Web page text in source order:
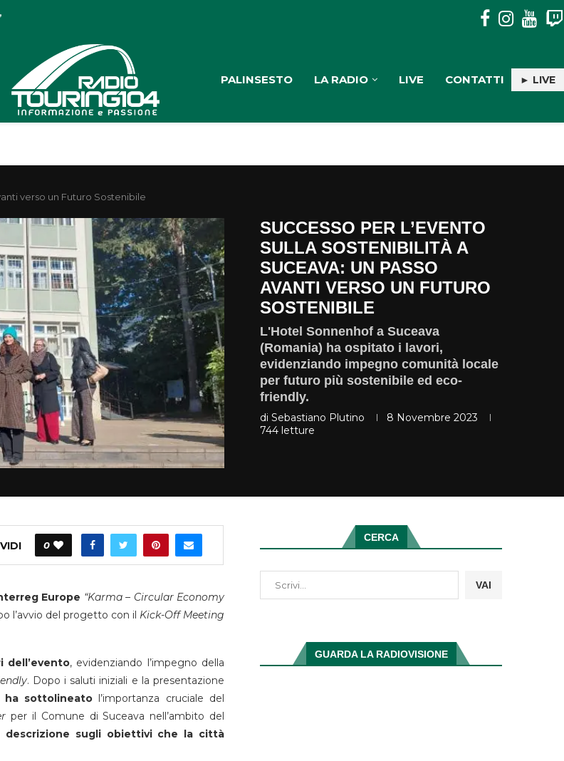
PULISERVICE: INGAGGIATA RACHELE PIOLI
PALINSESTO LA RADIO LIVE CONTATTI ► LIVE
verso un Futuro Sostenibile
SUCCESSO PER L’EVENTO
SULLA SOSTENIBILITÀ A
SUCEAVA: UN PASSO
AVANTI VERSO UN FUTURO
SOSTENIBILE
L'Hotel Sonnenhof a Suceava
(Romania) ha ospitato i lavori,
evidenziando impegno comunità locale
per futuro più sostenibile ed eco-
friendly.
di Sebastiano Plutino
8 Novembre 2023
744 letture
0
Europe “Karma – Circular Economy
l’avvio del progetto con il Kick-Off Meeting
dell’evento, evidenziando l’impegno della
. Dopo i saluti iniziali e la presentazione
ha sottolineato l’importanza cruciale del
per il Comune di Suceava nell’ambito del
sugli obiettivi che la città
CERCA
VAI
GUARDA LA RADIOVISIONE